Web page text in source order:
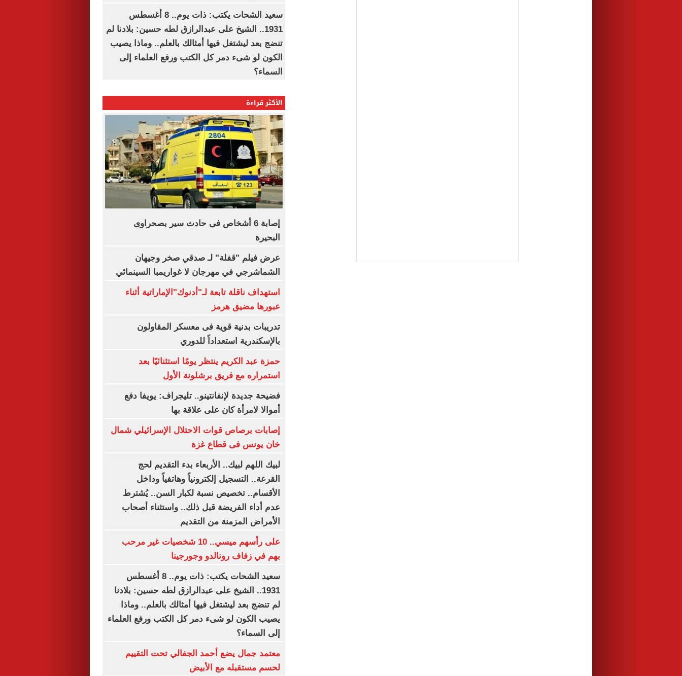
سعيد الشحات يكتب: ذات يوم.. 8 أغسطس
1931.. الشيخ على عبدالرازق لطه حسين: بلادنا لم
تنضج بعد ليشتغل فيها أمثالك بالعلم.. وماذا يصيب
الكون لو شىء دمر كل الكتب ورفع العلماء إلى
السماء؟
الأكثر قراءة
إصابة 6 أشخاص فى حادث سير بصحراوى
البحيرة
عرض فيلم "قفلة" لـ صدقي صخر وجيهان
الشماشرجي في مهرجان لا غواريمبا السينمائي
استهداف ناقلة تابعة لـ"أدنوك"الإماراتية أثناء
عبورها مضيق هرمز
تدريبات بدنية قوية فى معسكر المقاولون
بالإسكندرية استعداداً للدوري
حمزة عبد الكريم ينتظر يومًا استثنائيًا بعد
استمراره مع فريق برشلونة الأول
فضيحة جديدة لإنفانتينو.. تليجراف: يويفا دفع
أموالا لامرأة كان على علاقة بها
إصابات برصاص قوات الاحتلال الإسرائيلي شمال
خان يونس فى قطاع غزة
لبيك اللهم لبيك.. الأربعاء بدء التقديم لحج
القرعة.. التسجيل إلكترونياً وهاتفياً وداخل
الأقسام.. تخصيص نسبة لكبار السن.. يُشترط
عدم أداء الفريضة قبل ذلك.. واستثناء أصحاب
الأمراض المزمنة من التقديم
على رأسهم ميسي.. 10 شخصيات غير مرحب
بهم في زفاف رونالدو وجورجينا
سعيد الشحات يكتب: ذات يوم.. 8 أغسطس
1931.. الشيخ على عبدالرازق لطه حسين: بلادنا
لم تنضج بعد ليشتغل فيها أمثالك بالعلم.. وماذا
يصيب الكون لو شىء دمر كل الكتب ورفع العلماء
إلى السماء؟
معتمد جمال يضع أحمد الجفالي تحت التقييم
لحسم مستقبله مع الأبيض